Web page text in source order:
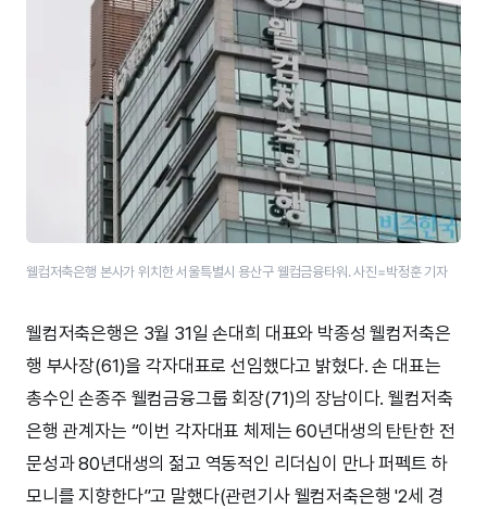
웰컴저축은행 본사가 위치한 서울특별시 용산구 웰컴금융타워. 사진=박정훈 기자
웰컴저축은행은 3월 31일 손대희 대표와 박종성 웰컴저축은
행 부사장(61)을 각자대표로 선임했다고 밝혔다. 손 대표는
총수인 손종주 웰컴금융그룹 회장(71)의 장남이다. 웰컴저축
은행 관계자는 “이번 각자대표 체제는 60년대생의 탄탄한 전
문성과 80년대생의 젊고 역동적인 리더십이 만나 퍼펙트 하
모니를 지향한다”고 말했다(관련기사 웰컴저축은행 '2세 경